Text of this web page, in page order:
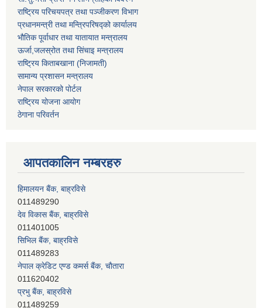
राष्ट्रिय परिचयपत्र तथा पञ्‍जीकरण विभाग
प्रधानमन्त्री तथा मन्त्रिपरिषद्को कार्यालय
भौतिक पूर्वाधार तथा यातायात मन्त्रालय
ऊर्जा,जलस्रोत तथा सिंचाइ मन्त्रालय
राष्ट्रिय किताबखाना (निजामती)
सामान्य प्रशासन मन्त्रालय
नेपाल सरकारको पोर्टल
राष्ट्रिय योजना आयोग
ठेगाना परिवर्तन
आपतकालिन नम्बरहरु
हिमालयन बैंक, बाह्रविसे
011489290
देव विकास बैंक, बाह्रविसे
011401005
सिभिल बैंक, बाह्रविसे
011489283
नेपाल क्रेडिट एण्ड कमर्स बैंक, चाैतारा
011620402
प्रभु बैंक, बाह्रविसे
011489259